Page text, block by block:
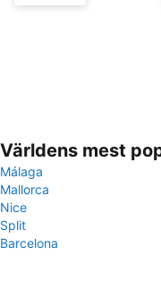
Världens mest
Málaga
Mallorca
Nice
Split
Barcelona